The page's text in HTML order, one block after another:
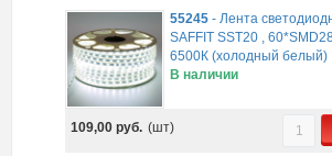
55245 - Лента
SAFFIT SST20 ,
6500К (холодный белый)
В наличии
109,00 руб. (шт)